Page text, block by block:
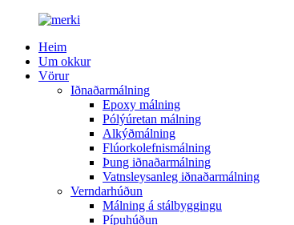
Heim
Um okkur
Vörur
Iðnaðarmálning
Epoxy málning
Pólýúretan málning
Alkýðmálning
Flúorkolefnismálning
Þung iðnaðarmálning
Vatnsleysanleg iðnaðarmálning
Verndarhúðun
Málning á stálbyggingu
Pípuhúðun